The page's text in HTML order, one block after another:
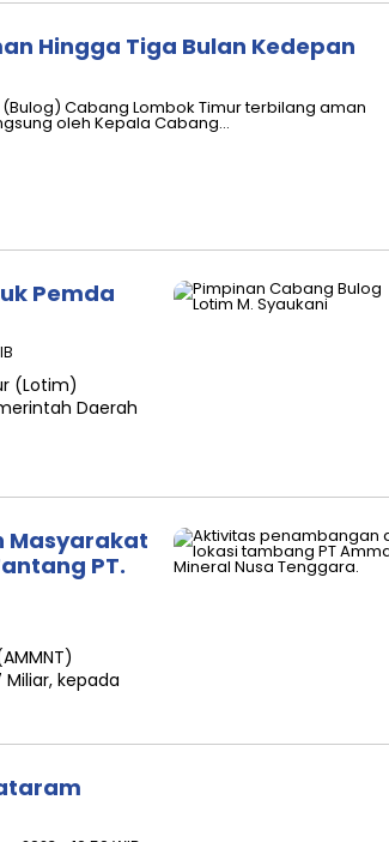
Hingga Tiga Bulan Kedepan
Cabang Lombok Timur terbilang aman
oleh Kepala Cabang…
Pemda
(Lotim)
Daerah
Masyarakat
PT.
kepada